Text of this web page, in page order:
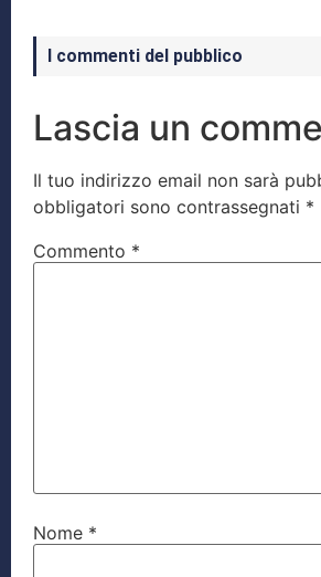
I commenti del pubblico
Lascia un
Il tuo indirizzo email non sarà
obbligatori sono contrassegnati *
Commento *
Nome *